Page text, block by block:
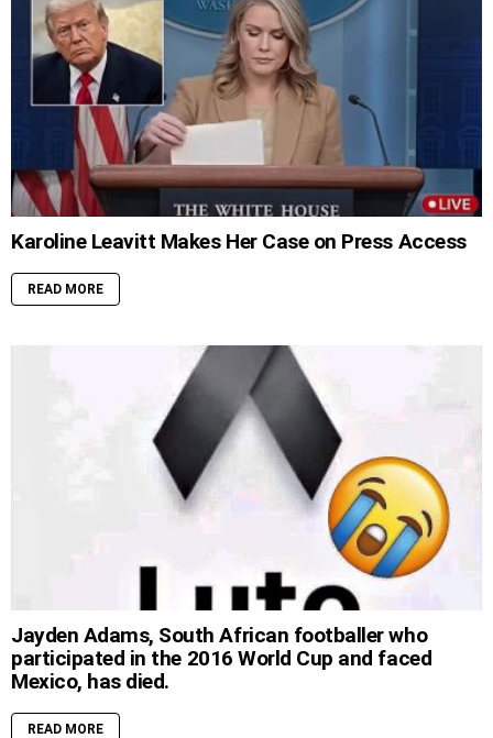
Karoline Leavitt Makes Her Case on Press Access
READ MORE
Jayden Adams, South African footballer who
participated in the 2016 World Cup and faced
Mexico, has died.
READ MORE